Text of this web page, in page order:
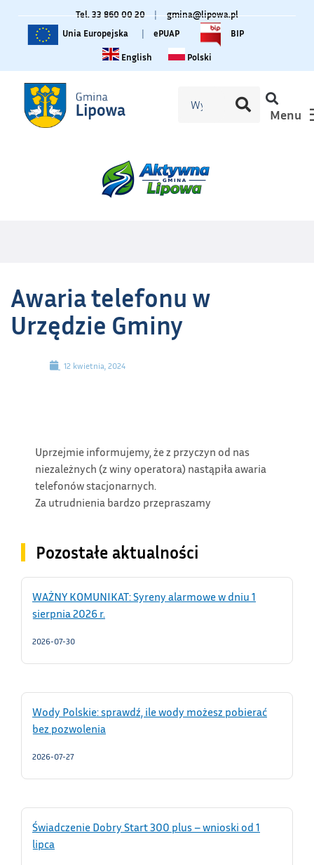
Tel. 33 860 00 20 |
gmina@lipowa.pl
Unia Europejska
| ePUAP
BIP
Change language to English
English Zmiana języka na polski
Polski
Menu
Awaria telefonu w
Urzędzie Gminy
12 kwietnia, 2024
Uprzejmie informujemy, że z przyczyn od nas
niezależnych (z winy operatora) nastąpiła awaria
telefonów stacjonarnych.
Za utrudnienia bardzo przepraszamy
Pozostałe aktualności
WAŻNY KOMUNIKAT: Syreny alarmowe w dniu 1
sierpnia 2026 r.
2026-07-30
Wody Polskie: sprawdź, ile wody możesz pobierać
bez pozwolenia
2026-07-27
Świadczenie Dobry Start 300 plus – wnioski od 1
lipca